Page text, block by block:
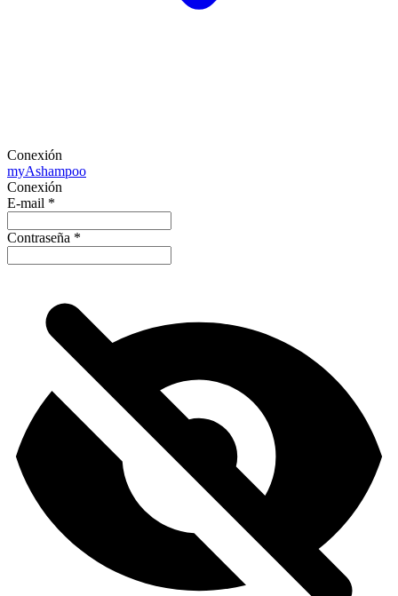
Conexión
myAshampoo
Conexión
E-mail *
Contraseña *